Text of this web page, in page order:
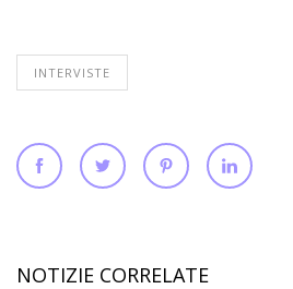
INTERVISTE
NOTIZIE CORRELATE